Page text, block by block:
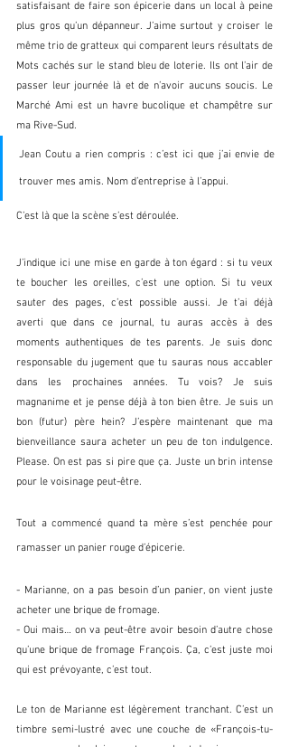
satisfaisant de faire son épicerie dans un local à peine
plus gros qu’un dépanneur. J’aime surtout y croiser le
même trio de gratteux qui comparent leurs résultats de
Mots cachés sur le stand bleu de loterie. Ils ont l’air de
passer leur journée là et de n’avoir aucuns soucis. Le
Marché Ami est un havre bucolique et champêtre sur
ma Rive-Sud.
Jean Coutu a rien compris : c’est ici que j’ai envie de
trouver mes amis. Nom d’entreprise à l’appui.
C’est là que la scène s’est déroulée.
J’indique ici une mise en garde à ton égard : si tu veux
te boucher les oreilles, c’est une option. Si tu veux
sauter des pages, c’est possible aussi. Je t’ai déjà
averti que dans ce journal, tu auras accès à des
moments authentiques de tes parents. Je suis donc
responsable du jugement que tu sauras nous accabler
dans les prochaines années. Tu vois? Je suis
magnanime et je pense déjà à ton bien être. Je suis un
bon (futur) père hein? J’espère maintenant que ma
bienveillance saura acheter un peu de ton indulgence.
Please. On est pas si pire que ça. Juste un brin intense
pour le voisinage peut-être.
Tout a commencé quand ta mère s’est penchée pour
ramasser un panier rouge d’épicerie.
- Marianne, on a pas besoin d’un panier, on vient juste
acheter une brique de fromage.
- Oui mais… on va peut-être avoir besoin d’autre chose
qu’une brique de fromage François. Ça, c’est juste moi
qui est prévoyante, c’est tout.
Le ton de Marianne est légèrement tranchant. C’est un
timbre semi-lustré avec une couche de «François-tu-